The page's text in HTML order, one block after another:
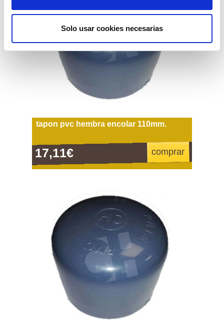
Solo usar cookies necesarias
tapon pvc hembra encolar 110mm.
17,11€ comprar